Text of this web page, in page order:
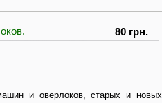
80 грн.
и оверлоков, старых и новых